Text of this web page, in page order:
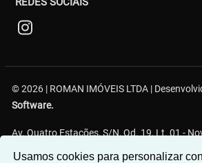
Usamos cookies para personalizar
© 2026 | ROMAN IMÓVEIS LTDA |
Software.
Av. Quatro Estações, S/N, Qd. 19, Lt. 01 -